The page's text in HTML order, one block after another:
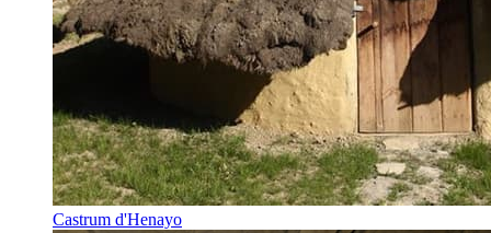
Castrum d'Henayo